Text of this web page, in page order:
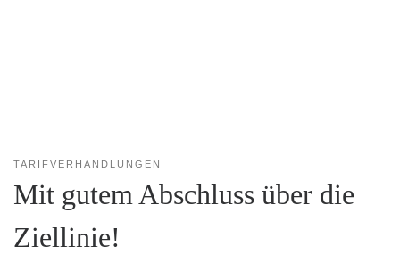
TARIFVERHANDLUNGEN
Mit gutem Abschluss über die
Ziellinie!